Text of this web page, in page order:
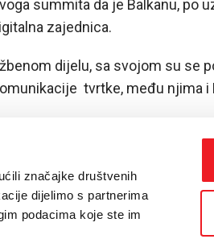
značajke društvenih
dijelimo s partnerima
podacima koje ste im
summita da je Balkanu, po
zajednica.
dijelu, sa svojom su se
tvrtke, među njima i